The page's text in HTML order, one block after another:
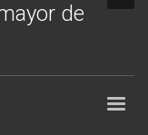
de